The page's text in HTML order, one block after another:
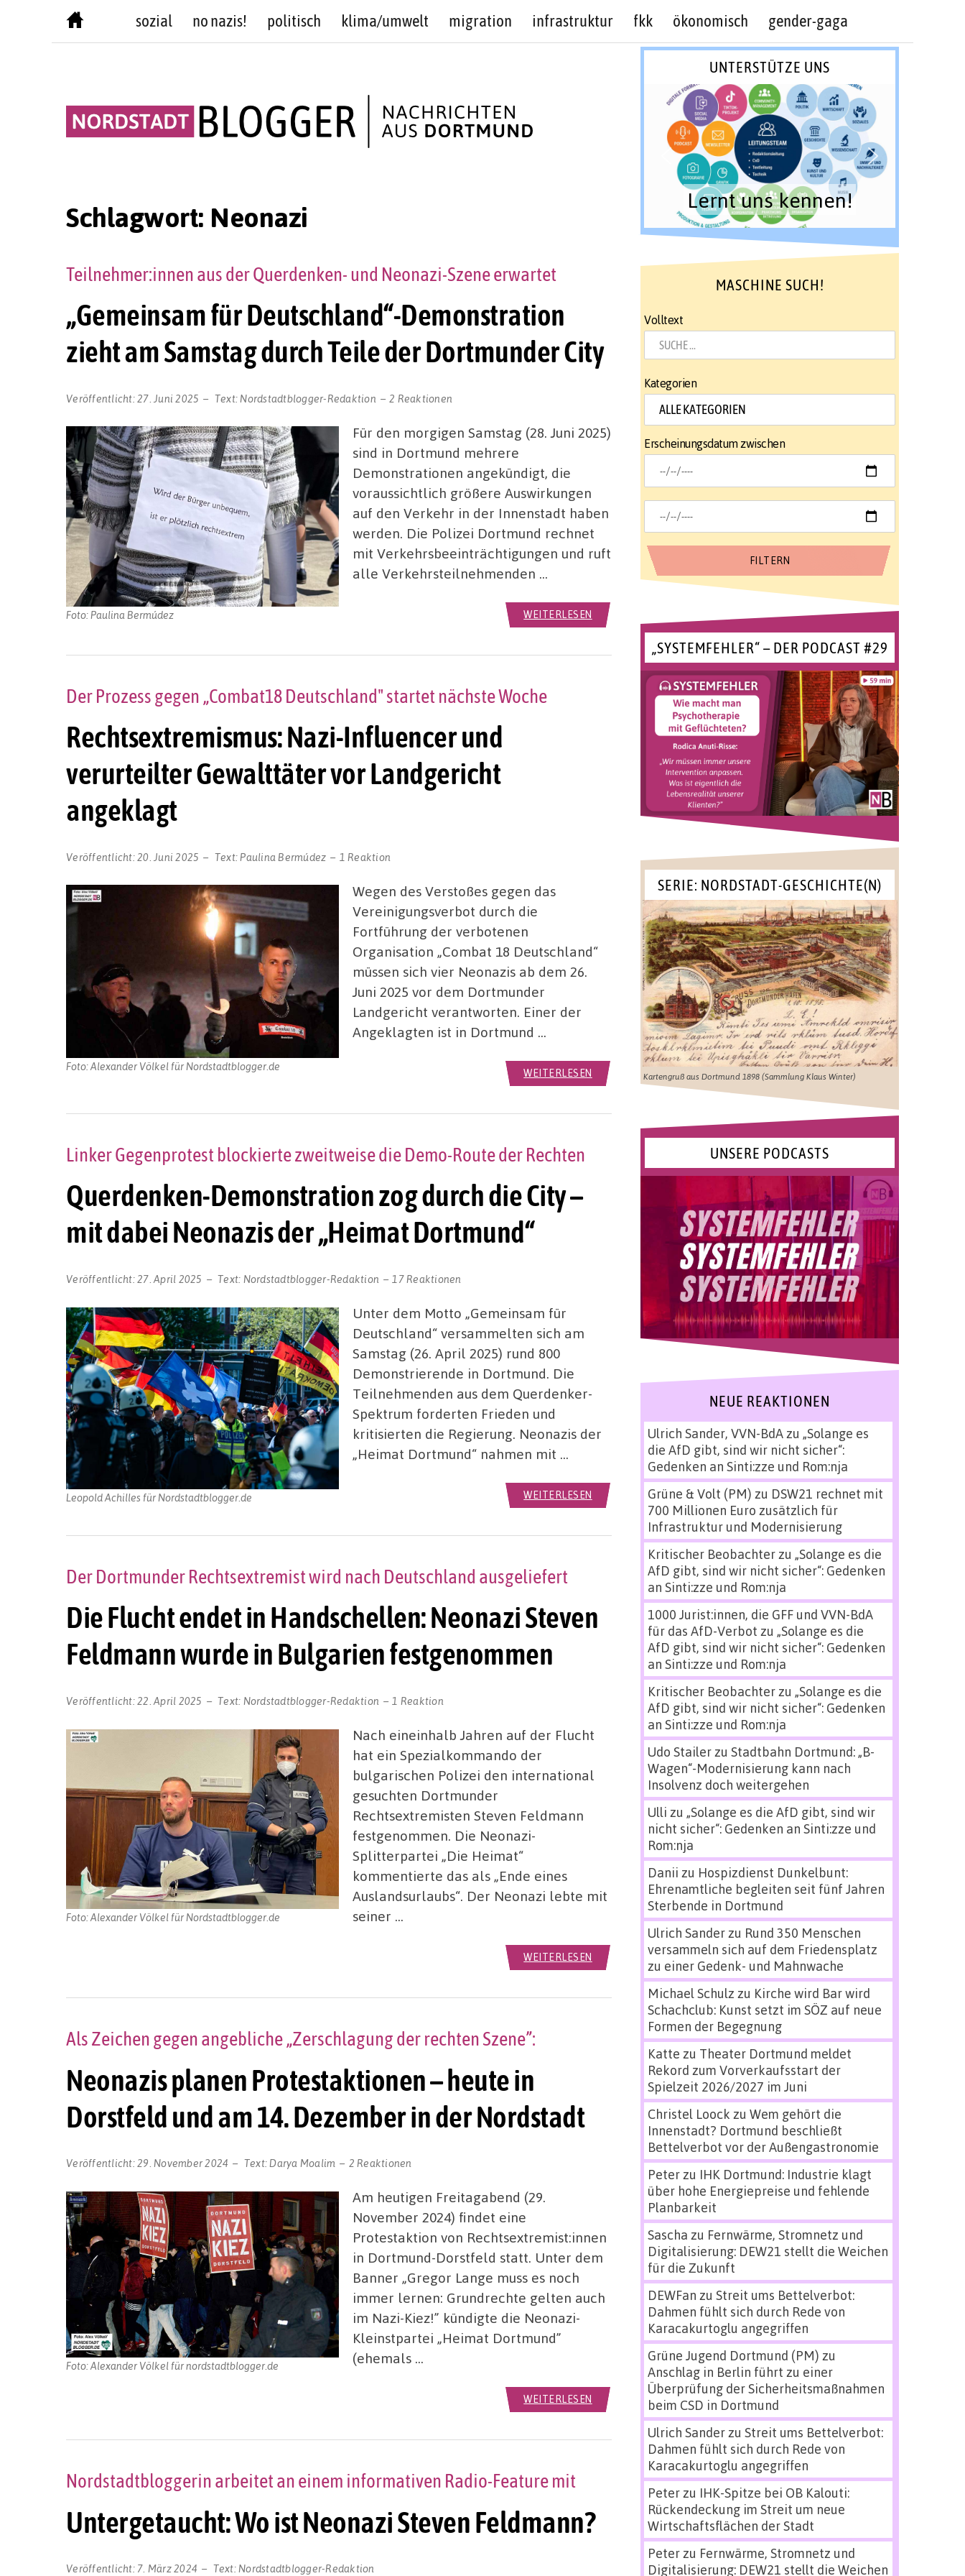
sozial no nazis! politisch klima/umwelt migration infrastruktur fkk ökonomisch gender-gaga
Schlagwort: Neonazi
„Gemeinsam für Deutschland“-Demonstration
zieht am Samstag durch Teile der Dortmunder City
Teilnehmer:innen aus der Querdenken- und Neonazi-Szene erwartet
Veröffentlicht:27. Juni 2025 Text: Nordstadtblogger-Redaktion 2 Reaktionen
Foto: Paulina Bermúdez
Für den morgigen Samstag (28. Juni 2025)
sind in Dortmund mehrere
Demonstrationen angekündigt, die
voraussichtlich größere Auswirkungen
auf den Verkehr in der Innenstadt haben
werden. Die Polizei Dortmund rechnet
mit Verkehrsbeeinträchtigungen und ruft
alle Verkehrsteilnehmenden …
WEITERLESEN
Rechtsextremismus: Nazi-Influencer und
verurteilter Gewalttäter vor Landgericht
angeklagt
Der Prozess gegen „Combat18 Deutschland" startet nächste Woche
Veröffentlicht:20. Juni 2025 Text:Paulina Bermúdez 1 Reaktion
Foto: Alexander Völkel für Nordstadtblogger.de
Wegen des Verstoßes gegen das
Vereinigungsverbot durch die
Fortführung der verbotenen
Organisation „Combat 18 Deutschland“
müssen sich vier Neonazis ab dem 26.
Juni 2025 vor dem Dortmunder
Landgericht verantworten. Einer der
Angeklagten ist in Dortmund …
WEITERLESEN
Querdenken-Demonstration zog durch die City –
mit dabei Neonazis der „Heimat Dortmund“
Linker Gegenprotest blockierte zweitweise die Demo-Route der Rechten
Veröffentlicht:27. April 2025 Text: Nordstadtblogger-Redaktion 17 Reaktionen
Leopold Achilles für Nordstadtblogger.de
Unter dem Motto „Gemeinsam für
Deutschland“ versammelten sich am
Samstag (26. April 2025) rund 800
Demonstrierende in Dortmund. Die
Teilnehmenden aus dem Querdenker-
Spektrum forderten Frieden und
kritisierten die Regierung. Neonazis der
„Heimat Dortmund“ nahmen mit …
WEITERLESEN
Die Flucht endet in Handschellen: Neonazi Steven
Feldmann wurde in Bulgarien festgenommen
Der Dortmunder Rechtsextremist wird nach Deutschland ausgeliefert
Veröffentlicht:22. April 2025 Text: Nordstadtblogger-Redaktion 1 Reaktion
Foto: Alexander Völkel für Nordstadtblogger.de
Nach eineinhalb Jahren auf der Flucht
hat ein Spezialkommando der
bulgarischen Polizei den international
gesuchten Dortmunder
Rechtsextremisten Steven Feldmann
festgenommen. Die Neonazi-
Splitterpartei „Die Heimat“
kommentierte das als „Ende eines
Auslandsurlaubs“. Der Neonazi lebte mit
seiner …
WEITERLESEN
Neonazis planen Protestaktionen – heute in
Dorstfeld und am 14. Dezember in der Nordstadt
Als Zeichen gegen angebliche „Zerschlagung der rechten Szene”:
Veröffentlicht:29. November 2024 Text:Darya Moalim 2 Reaktionen
Foto: Alexander Völkel für nordstadtblogger.de
Am heutigen Freitagabend (29.
November 2024) findet eine
Protestaktion von Rechtsextremist:innen
in Dortmund-Dorstfeld statt. Unter dem
Banner „Gregor Lange muss es noch
immer lernen: Grundrechte gelten auch
im Nazi-Kiez!” kündigte die Neonazi-
Kleinstpartei „Heimat Dortmund”
(ehemals …
WEITERLESEN
Untergetaucht: Wo ist Neonazi Steven Feldmann?
Nordstadtbloggerin arbeitet an einem informativen Radio-Feature mit
Veröffentlicht: 7. März 2024 Text: Nordstadtblogger-Redaktion
UNTERSTÜTZE UNS
Lernt uns kennen!
MASCHINE SUCH!
Volltext
Kategorien
Erscheinungsdatum zwischen
„SYSTEMFEHLER“ – DER PODCAST #29
SERIE: NORDSTADT-GESCHICHTE(N)
Kartengruß aus Dortmund 1898 (Sammlung Klaus Winter)
UNSERE PODCASTS
NEUE REAKTIONEN
Ulrich Sander, VVN-BdAzu „Solange es
die AfD gibt, sind wir nicht sicher“:
Gedenken an Sinti:zze und Rom:nja
Grüne & Volt (PM) zu DSW21 rechnet mit
700 Millionen Euro zusätzlich für
Infrastruktur und Modernisierung
Kritischer Beobachterzu „Solange es die
AfD gibt, sind wir nicht sicher“: Gedenken
an Sinti:zze und Rom:nja
1000 Jurist:innen, die GFF und VVN-BdA
für das AfD-Verbot zu „Solange es die
AfD gibt, sind wir nicht sicher“: Gedenken
an Sinti:zze und Rom:nja
Kritischer Beobachterzu „Solange es die
AfD gibt, sind wir nicht sicher“: Gedenken
an Sinti:zze und Rom:nja
Udo Stailerzu Stadtbahn Dortmund: „B-
Wagen“-Modernisierung kann nach
Insolvenz doch weitergehen
Ulli zu „Solange es die AfD gibt, sind wir
nicht sicher“: Gedenken an Sinti:zze und
Rom:nja
Danii zu Hospizdienst Dunkelbunt:
Ehrenamtliche begleiten seit fünf Jahren
Sterbende in Dortmund
Ulrich Sanderzu Rund 350 Menschen
versammeln sich auf dem Friedensplatz
zu einer Gedenk- und Mahnwache
Michael Schulz zu Kirche wird Bar wird
Schachclub: Kunst setzt im SÖZ auf neue
Formen der Begegnung
Katte zu Theater Dortmund meldet
Rekord zum Vorverkaufsstart der
Spielzeit 2026/2027 im Juni
Christel Loock zu Wem gehört die
Innenstadt? Dortmund beschließt
Bettelverbot vor der Außengastronomie
Peterzu IHK Dortmund: Industrie klagt
über hohe Energiepreise und fehlende
Planbarkeit
Sascha zu Fernwärme, Stromnetz und
Digitalisierung: DEW21 stellt die Weichen
für die Zukunft
DEWFan zu Streit ums Bettelverbot:
Dahmen fühlt sich durch Rede von
Karacakurtoglu angegriffen
Grüne Jugend Dortmund (PM) zu
Anschlag in Berlin führt zu einer
Überprüfung der Sicherheitsmaßnahmen
beim CSD in Dortmund
Ulrich Sanderzu Streit ums Bettelverbot:
Dahmen fühlt sich durch Rede von
Karacakurtoglu angegriffen
Peterzu IHK-Spitze bei OB Kalouti:
Rückendeckung im Streit um neue
Wirtschaftsflächen der Stadt
Peterzu Fernwärme, Stromnetz und
Digitalisierung: DEW21 stellt die Weichen